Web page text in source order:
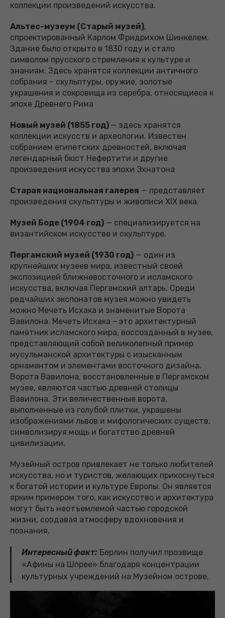
коллекции произведений искусства.
Альтес-музеум (Старый музей),
спроектированный Карлом Фридрихом Шинкелем.
Здание было открыто в 1830 году и стало
символом прусского стремления к культуре и
знаниям. Здесь хранятся коллекции античного
собрания – скульптуры, оружие, золотые
украшения и сокровища из серебра, относящиеся к
эпохе Древнего Рима
Новый музей (1855 год) — здесь хранятся
коллекции искусств и археологии. Известен
собранием египетских древностей, включая
легендарный бюст Нефертити и другие
произведения искусства эпохи Эхнатона
Старая национальная галерея — представляет
произведения скульптуры и живописи XIX века.
Музей Боде (1904 год) — специализируется на
византийском искусстве и скульптуре.
Пергамский музей (1930 год) — один из
крупнейших музеев мира, известный своей
экспозицией ближневосточного и исламского
искусства, включая Пергамский алтарь. Среди
редчайших экспонатов музея можно увидеть
можно Мечеть Исхака и знаменитые Ворота
Вавилона. Мечеть Исхака – это архитектурный
памятник исламского мира, воссозданный в музее,
представляющий собой великолепный пример
мусульманской архитектуры с изысканным
орнаментом и элементами восточного дизайна.
Ворота Вавилона, восстановленные в Пергамском
музее, являются частью древней столицы
Вавилона. Эти величественные ворота,
выполненные из голубой плитки, украшены
изображениями львов и мифологических существ,
символизируя мощь и богатство древней
цивилизации.
Музейный остров привлекает не только любителей
искусства, но и туристов, желающих прикоснуться
к богатой истории и культуре Европы. Он является
ярким примером того, как искусство и архитектура
могут быть неотъемлемой частью городской
жизни, создавая атмосферу вдохновения и
познания.
Интересный факт: Берлин получил прозвище
«Афины на Шпрее» благодаря концентрации
культурных учреждений на Музейном острове.